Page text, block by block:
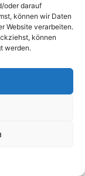
oder darauf
können wir Daten
Website verarbeiten.
können
werden.